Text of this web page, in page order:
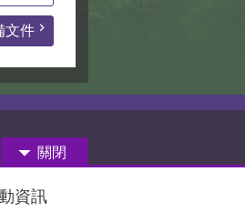
文件
關閉
資訊